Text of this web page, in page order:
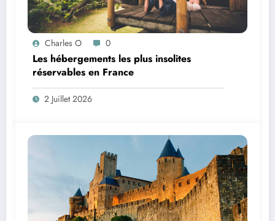
Charles O 0
Les hébergements les plus insolites
réservables en France
2 Juillet 2026